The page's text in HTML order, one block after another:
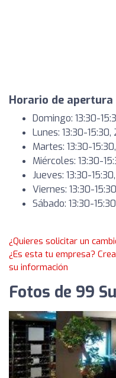
Horario de apertura
Domingo: 13:30-
Lunes: 13:30-
Martes: 13:30-
Miércoles: 13:30-
Jueves: 13:30-
Viernes: 13:30-
Sábado: 13:30-
¿Quieres solicitar un
¿Es esta tu empresa?
su información
Fotos de 99